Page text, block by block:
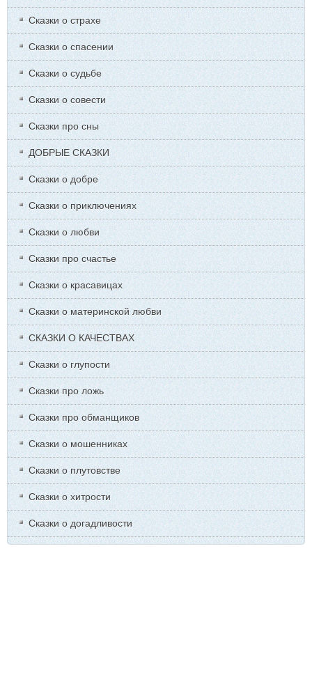
Сказки о страхе
Сказки о спасении
Сказки о судьбе
Сказки о совести
Сказки про сны
ДОБРЫЕ СКАЗКИ
Сказки о добре
Сказки о приключениях
Сказки о любви
Сказки про счастье
Сказки о красавицах
Сказки о материнской любви
СКАЗКИ О КАЧЕСТВАХ
Сказки о глупости
Сказки про ложь
Сказки про обманщиков
Сказки о мошенниках
Сказки о плутовстве
Сказки о хитрости
Сказки о догадливости